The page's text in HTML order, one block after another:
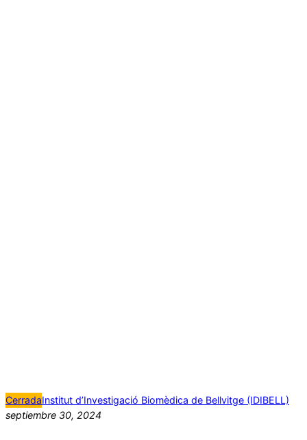
CerradaInstitut d’Investigació Biomèdica de Bellvitge (IDIBELL)
septiembre 30, 2024